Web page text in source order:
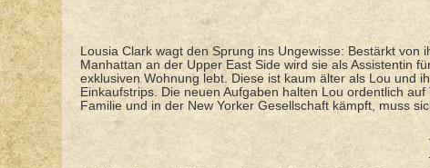
Lousia Clark wagt den Sprung ins Ungewisse: Bestärkt
Manhattan an der Upper East Side wird sie als Assistentin
exklusiven Wohnung lebt. Diese ist kaum älter als Lou und
Einkaufstrips. Die neuen Aufgaben halten Lou ordentlich
Familie und in der New Yorker Gesellschaft kämpft, muss